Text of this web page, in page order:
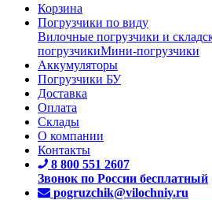
Корзина
Погрузчики по виду
Вилочные погрузчики и
погрузчикиМини-погрузчики
Аккумуляторы
Погрузчики БУ
Доставка
Оплата
Склады
О компании
Контакты
8 800 551 2607
Звонок по России бесплатный
pogruzchik@vilochniy.ru